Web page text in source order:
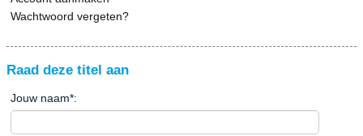
Wachtwoord vergeten?
Raad deze titel aan
Jouw naam*: